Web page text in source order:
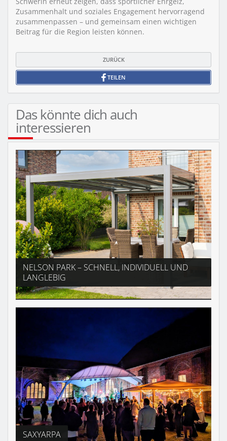
Zusammenhalt und soziales Engagement hervorragend
zusammenpassen – und gemeinsam einen wichtigen
Beitrag für die Region leisten können.
ZURÜCK
TEILEN
Das könnte dich auch
interessieren
NELSON PARK – SCHNELL, INDIVIDUELL UND
LANGLEBIG
SAXYARPA